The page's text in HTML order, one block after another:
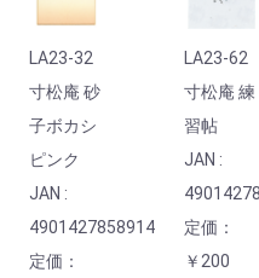
LA23-32
寸松庵 砂
子ボカシ
ピンク
JAN :
4901427858914
定価：
LA23-62
寸松庵 練
習帖
JAN :
定価：
￥200